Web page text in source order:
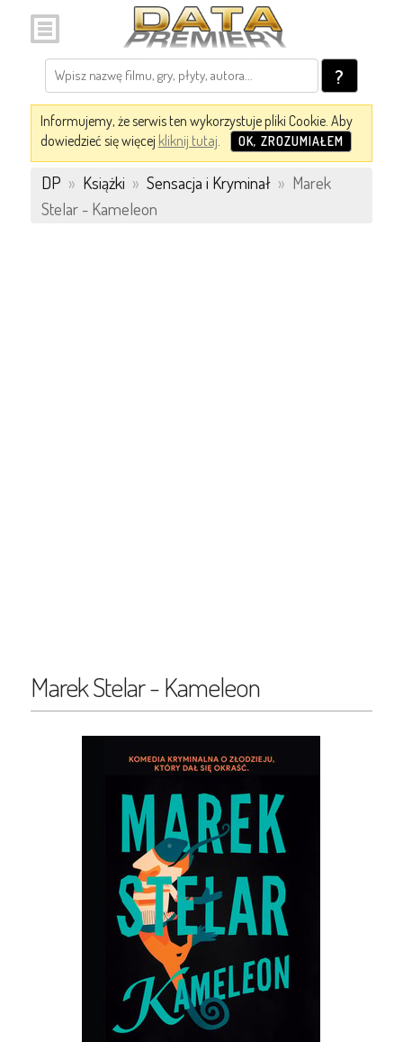
?
Informujemy, że serwis ten wykorzystuje pliki Cookie. Aby
dowiedzieć się więcej kliknij tutaj. OK, ZROZUMIAŁEM
DP » Książki » Sensacja i Kryminał » Marek
Stelar - Kameleon
Marek Stelar - Kameleon